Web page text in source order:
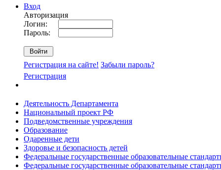
Вход
Авторизация
Логин:
Пароль:
Регистрация на сайте! Забыли пароль?
Регистрация
Деятельность Департамента
Национальный проект РФ
Подведомственные учреждения
Образование
Одаренные дети
Здоровье и безопасность детей
Федеральные государственные образовательные
Федеральные государственные образовательные